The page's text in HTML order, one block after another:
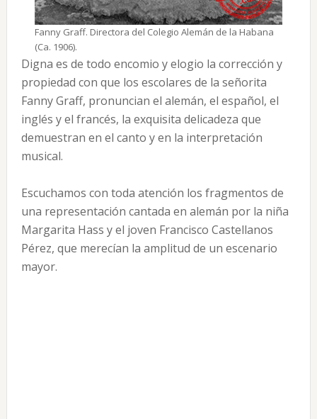
Fanny Graff. Directora del Colegio Alemán de la Habana
(Ca. 1906).
Digna es de todo encomio y elogio la corrección y
propiedad con que los escolares de la señorita
Fanny Graff, pronuncian el alemán, el español, el
inglés y el francés, la exquisita delicadeza que
demuestran en el canto y en la interpretación
musical.
Escuchamos con toda atención los fragmentos de
una representación cantada en alemán por la niña
Margarita Hass y el joven Francisco Castellanos
Pérez, que merecían la amplitud de un escenario
mayor.